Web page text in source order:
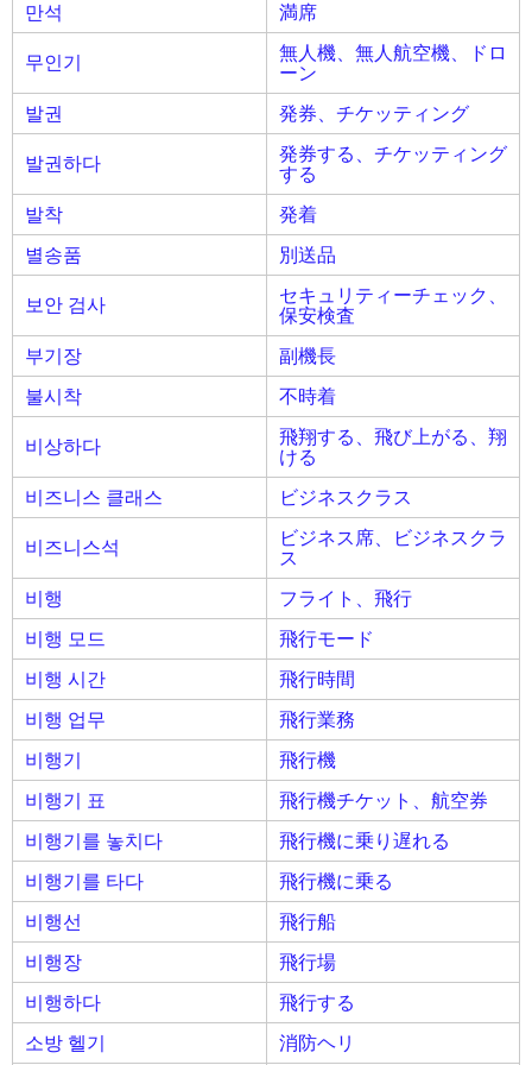
만석
満席
무인기
無人機、無人航空機、ドロ
ーン
발권
発券、チケッティング
발권하다
発券する、チケッティング
する
발착
発着
별송품
別送品
보안 검사
セキュリティーチェック、
保安検査
부기장
副機長
불시착
不時着
비상하다
飛翔する、飛び上がる、翔
ける
비즈니스 클래스
ビジネスクラス
비즈니스석
ビジネス席、ビジネスクラ
ス
비행
フライト、飛行
비행 모드
飛行モード
비행 시간
飛行時間
비행 업무
飛行業務
비행기
飛行機
비행기 표
飛行機チケット、航空券
비행기를 놓치다
飛行機に乗り遅れる
비행기를 타다
飛行機に乗る
비행선
飛行船
비행장
飛行場
비행하다
飛行する
소방 헬기
消防ヘリ